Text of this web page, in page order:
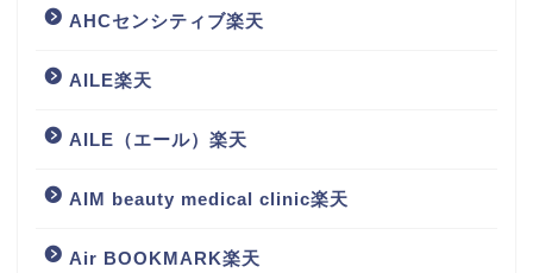
AHCセンシティブ楽天
AILE楽天
AILE（エール）楽天
AIM beauty medical clinic楽天
Air BOOKMARK楽天